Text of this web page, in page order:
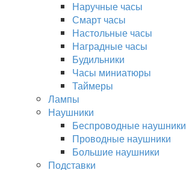
Наручные часы
Смарт часы
Настольные часы
Наградные часы
Будильники
Часы миниатюры
Таймеры
Лампы
Наушники
Беспроводные наушники
Проводные наушники
Большие наушники
Подставки